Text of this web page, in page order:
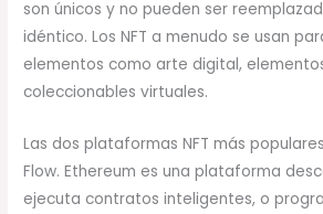
son únicos y no pueden ser
idéntico. Los NFT a menudo se usan
elementos como arte digital,
coleccionables virtuales.
Las dos plataformas NFT más
Flow. Ethereum es una plataforma
ejecuta contratos inteligentes, o